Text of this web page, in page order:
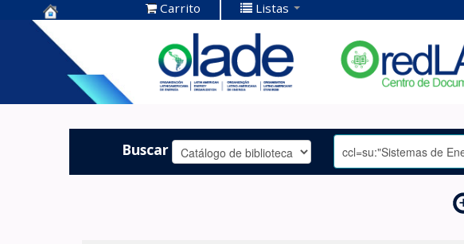
Centro de
Documentación
OLADE -
Carrito Listas
Buscar